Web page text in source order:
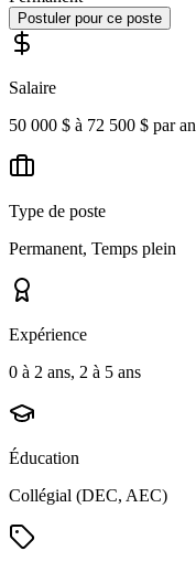
Postuler pour ce poste
Salaire
50 000 $ à 72 500 $ par an
Type de poste
Permanent, Temps plein
Expérience
0 à 2 ans, 2 à 5 ans
Éducation
Collégial (DEC, AEC)